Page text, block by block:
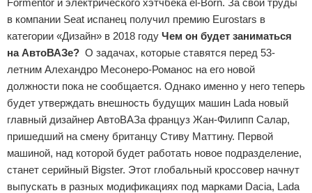
Formentor и электрического хэтчбека el-Born. За свои труды
в компании Seat испанец получил премию Eurostars в
категории «Дизайн» в 2018 году Чем он будет заниматься
на АвтоВАЗе? О задачах, которые ставятся перед 53-
летним Алехандро Месонеро-Романос на его новой
должности пока не сообщается. Однако именно у него теперь
будет утверждать внешность будущих машин Lada новый
главный дизайнер АвтоВАЗа француз Жан-Филипп Салар,
пришедший на смену британцу Стиву Маттину. Первой
машиной, над которой будет работать новое подразделение,
станет серийный Bigster. Этот глобальный кроссовер начнут
выпускать в разных модификациях под марками Dacia, Lada